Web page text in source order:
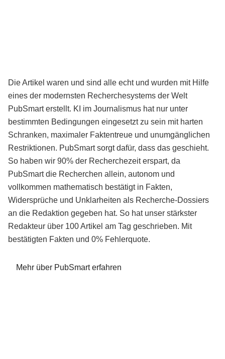
Die Artikel waren und sind alle echt und wurden mit Hilfe
eines der modernsten Recherchesystems der Welt
PubSmart erstellt. KI im Journalismus hat nur unter
bestimmten Bedingungen eingesetzt zu sein mit harten
Schranken, maximaler Faktentreue und unumgänglichen
Restriktionen. PubSmart sorgt dafür, dass das geschieht.
So haben wir 90% der Recherchezeit erspart, da
PubSmart die Recherchen allein, autonom und
vollkommen mathematisch bestätigt in Fakten,
Widersprüche und Unklarheiten als Recherche-Dossiers
an die Redaktion gegeben hat. So hat unser stärkster
Redakteur über 100 Artikel am Tag geschrieben. Mit
bestätigten Fakten und 0% Fehlerquote.
Mehr über PubSmart erfahren